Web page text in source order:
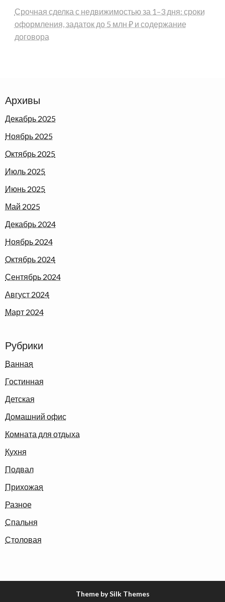
Срочная сделка с недвижимостью за 1–3 дня: сроки
оформления, задаток до 5 млн ₽ и содержание
договора
Архивы
Декабрь 2025
Ноябрь 2025
Октябрь 2025
Июль 2025
Июнь 2025
Май 2025
Декабрь 2024
Ноябрь 2024
Октябрь 2024
Сентябрь 2024
Август 2024
Март 2024
Рубрики
Ванная
Гостинная
Детская
Домашний офис
Комната для отдыха
Кухня
Подвал
Прихожая
Разное
Спальня
Столовая
Theme by Silk Themes